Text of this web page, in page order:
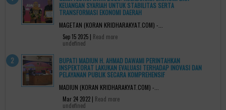
KEUANGAN SYARIAH UNTUK STABILITAS SERTA
TRANSFORMASI EKONOMI DAERAH
MAGETAN (KORAN KRIDHARAKYAT.COM) -...
Sep 15 2025 | Read more
undefined
BUPATI MADIUN H. AHMAD DAWAMI PERINTAHKAN
INSPEKTORAT LAKUKAN EVALUASI TERHADAP INOVASI DAN
PELAYANAN PUBLIK SECARA KOMPREHENSIF
MADIUN (KORAN KRIDHARAKYAT.COM) -...
Mar 24 2022 | Read more
undefined